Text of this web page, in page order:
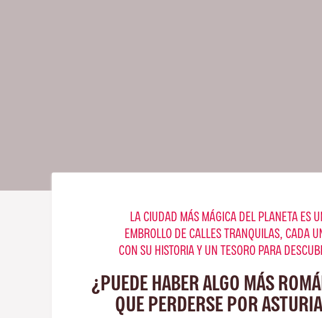
LA CIUDAD MÁS MÁGICA DEL PLANETA ES
EMBROLLO DE CALLES TRANQUILAS, CADA
CON SU HISTORIA Y UN TESORO PARA
¿PUEDE HABER ALGO MÁS
QUE PERDERSE POR